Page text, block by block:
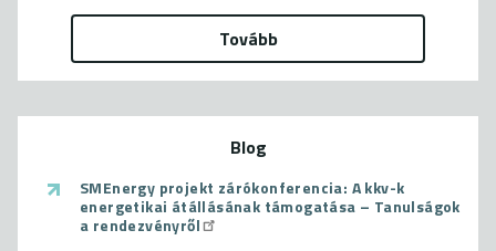
Tovább
Blog
SMEnergy projekt zárókonferencia: A kkv-k
energetikai átállásának támogatása – Tanulságok
a rendezvényről